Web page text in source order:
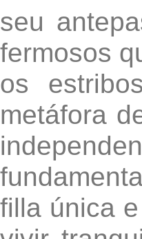
seu
fermosos
os
metáfora
filla única